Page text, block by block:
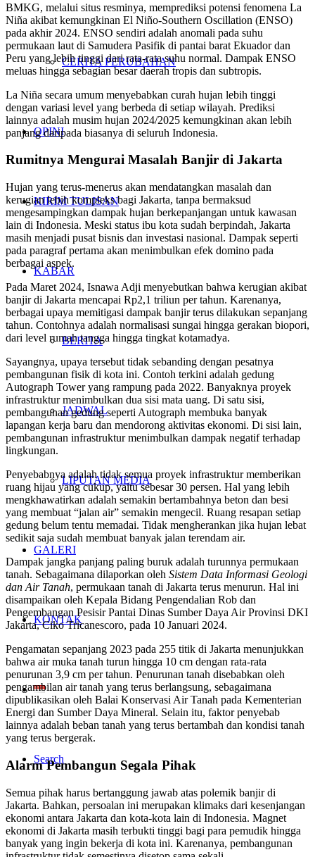
CERITA PERUBAHAN
OPINI
KIRIM TULISAN
KABAR
BERITA
JADWAL
LIPUTAN MEDIA
GALERI
KONTAK
Search
BMKG, melalui situs resminya, memprediksi potensi fenomena La
Niña akibat kemungkinan El Niño-Southern Oscillation (ENSO)
pada akhir 2024. ENSO sendiri adalah anomali pada suhu
permukaan laut di Samudera Pasifik di pantai barat Ekuador dan
Peru yang lebih tinggi dari rata-rata suhu normal. Dampak ENSO
meluas hingga sebagian besar daerah tropis dan subtropis.
La Niña secara umum menyebabkan curah hujan lebih tinggi
dengan variasi level yang berbeda di setiap wilayah. Prediksi
lainnya adalah musim hujan 2024/2025 kemungkinan akan lebih
panjang daripada biasanya di seluruh Indonesia.
Rumitnya Mengurai Masalah Banjir di Jakarta
Hujan yang terus-menerus akan mendatangkan masalah dan
kerugian lebih kompleks bagi Jakarta, tanpa bermaksud
mengesampingkan dampak hujan berkepanjangan untuk kawasan
lain di Indonesia. Meski status ibu kota sudah berpindah, Jakarta
masih menjadi pusat bisnis dan investasi nasional. Dampak seperti
pada paragraf pertama akan menimbulkan efek domino pada
berbagai aspek.
Pada Maret 2024, Isnawa Adji menyebutkan bahwa kerugian akibat
banjir di Jakarta mencapai Rp2,1 triliun per tahun. Karenanya,
berbagai upaya memitigasi dampak banjir terus dilakukan sepanjang
tahun. Contohnya adalah normalisasi sungai hingga gerakan biopori,
dari level rumah tangga hingga tingkat kotamadya.
Sayangnya, upaya tersebut tidak sebanding dengan pesatnya
pembangunan fisik di kota ini. Contoh terkini adalah gedung
Autograph Tower yang rampung pada 2022. Banyaknya proyek
infrastruktur menimbulkan dua sisi mata uang. Di satu sisi,
pembangunan gedung seperti Autograph membuka banyak
lapangan kerja baru dan mendorong aktivitas ekonomi. Di sisi lain,
pembangunan infrastruktur menimbulkan dampak negatif terhadap
lingkungan.
Penyebabnya adalah tidak semua proyek infrastruktur memberikan
ruang hijau yang cukup, yaitu sebesar 30 persen. Hal yang lebih
mengkhawatirkan adalah semakin bertambahnya beton dan besi
yang membuat “jalan air” semakin mengecil. Ruang resapan setiap
gedung belum tentu memadai. Tidak mengherankan jika hujan lebat
sedikit saja sudah membuat banyak jalan terendam air.
Dampak jangka panjang paling buruk adalah turunnya permukaan
tanah. Sebagaimana dilaporkan oleh Sistem Data Informasi Geologi
dan Air Tanah, permukaan tanah di Jakarta terus menurun. Hal ini
disampaikan oleh Kepala Bidang Pengendalian Rob dan
Pengembangan Pesisir Pantai Dinas Sumber Daya Air Provinsi DKI
Jakarta, Ciko Tricanescoro, pada 10 Januari 2024.
Pengamatan sepanjang 2023 pada 255 titik di Jakarta menunjukkan
bahwa air muka tanah turun hingga 10 cm dengan rata-rata
penurunan 3,9 cm per tahun. Penurunan tanah disebabkan oleh
pengambilan air tanah yang terus berlangsung, sebagaimana
dipublikasikan oleh Balai Konservasi Air Tanah pada Kementerian
Energi dan Sumber Daya Mineral. Selain itu, faktor penyebab
lainnya adalah beban tanah yang terus bertambah dan kondisi tanah
yang terus bergerak.
Alarm Pembangun Segala Pihak
Semua pihak harus bertanggung jawab atas polemik banjir di
Jakarta. Bahkan, persoalan ini merupakan klimaks dari kesenjangan
ekonomi antara Jakarta dan kota-kota lain di Indonesia. Magnet
ekonomi di Jakarta masih terbukti tinggi bagi para pemudik hingga
banyak yang ingin bekerja di kota ini. Karenanya, pembangunan